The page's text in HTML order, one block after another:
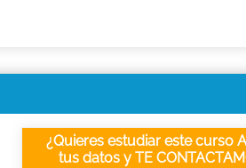
¿Quieres estudiar este curso
tus datos y TE